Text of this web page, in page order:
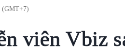
(GMT+7)
viên Vbiz